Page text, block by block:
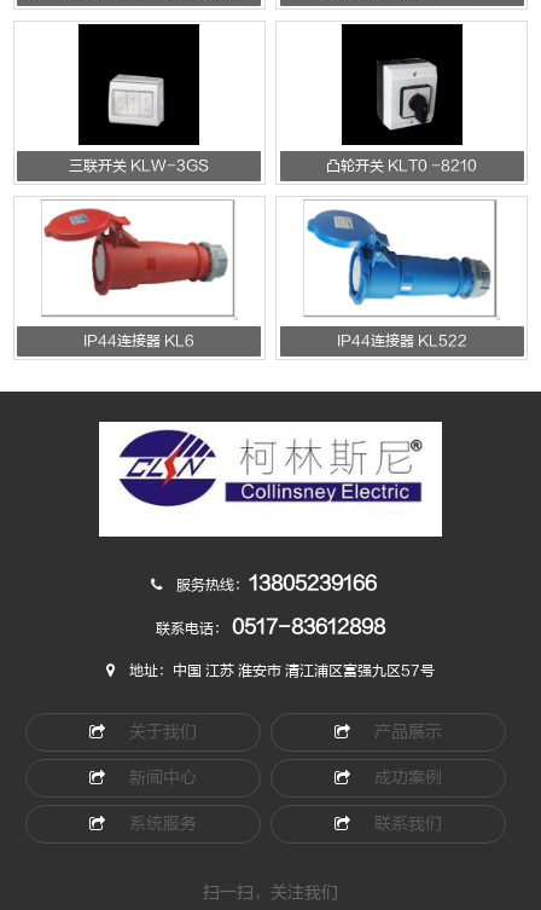
三联开关 KLW-3GS 凸轮开关 KLT0 -8210
IP44连接器 KL6 IP44连接器 KL522
服务热线： 13805239166
联系电话： 0517-83612898
地址：中国 江苏 淮安市 清江浦区富强九区57号
关于我们 产品展示
新闻中心 成功案例
系统服务 联系我们
扫一扫，关注我们